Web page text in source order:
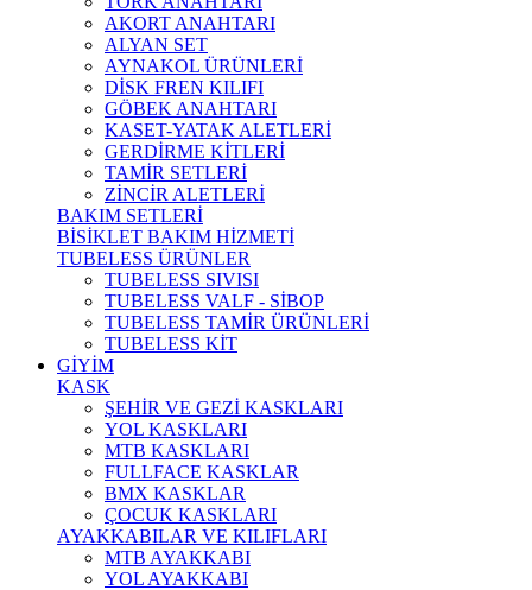
AKORT ANAHTARI
ALYAN SET
AYNAKOL ÜRÜNLERİ
DİSK FREN KILIFI
GÖBEK ANAHTARI
KASET-YATAK ALETLERİ
GERDİRME KİTLERİ
TAMİR SETLERİ
ZİNCİR ALETLERİ
BAKIM SETLERİ
BİSİKLET BAKIM HİZMETİ
TUBELESS ÜRÜNLER
TUBELESS SIVISI
TUBELESS VALF - SİBOP
TUBELESS TAMİR ÜRÜNLERİ
TUBELESS KİT
GİYİM
KASK
ŞEHİR VE GEZİ KASKLARI
YOL KASKLARI
MTB KASKLARI
FULLFACE KASKLAR
BMX KASKLAR
ÇOCUK KASKLARI
AYAKKABILAR VE KILIFLARI
MTB AYAKKABI
YOL AYAKKABI